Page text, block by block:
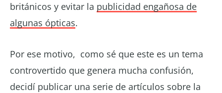
británicos y evitar la publicidad engañosa de
algunas ópticas.
Por ese motivo, como sé que este es un tema
controvertido que genera mucha confusión,
decidí publicar una serie de artículos sobre la